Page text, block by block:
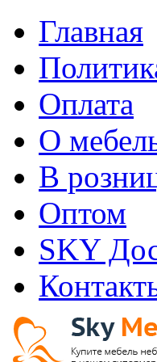
Главная
Оплата
О
В
Оптом
SKY